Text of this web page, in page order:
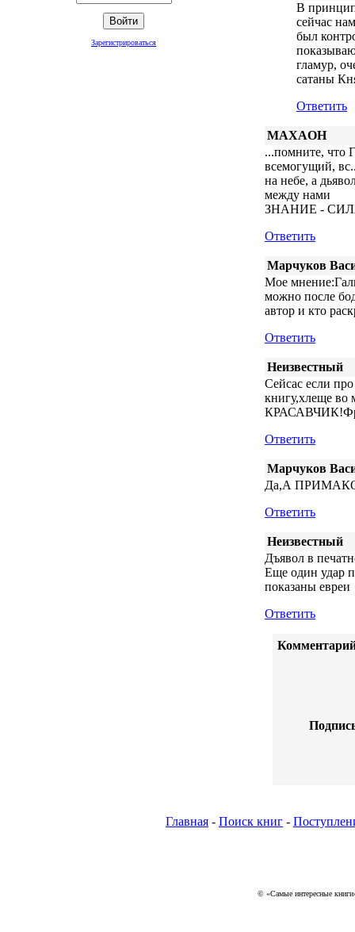
Зарегистрироваться
В
сейчас
был
гламур,
сатаны
Ответить
MAXAOH
...помните, что
всемогущий,
на небе, а
между нами
ЗНАНИЕ -
Ответить
Марчуков
Мое
можно после
автор и кто
Ответить
Неизвестный
Сейсас если
книгу,хлеще во
Ответить
Марчуков
Да,А
Ответить
Неизвестный
Дъявол в
Еще один удар
показаны евреи
Ответить
Главная - Поиск книг -
© «Самые интересные